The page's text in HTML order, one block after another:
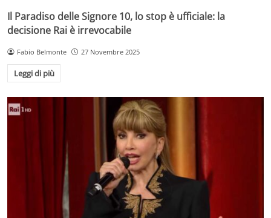
Il Paradiso delle Signore 10, lo stop è ufficiale: la
decisione Rai è irrevocabile
Fabio Belmonte 27 Novembre 2025
Leggi di più